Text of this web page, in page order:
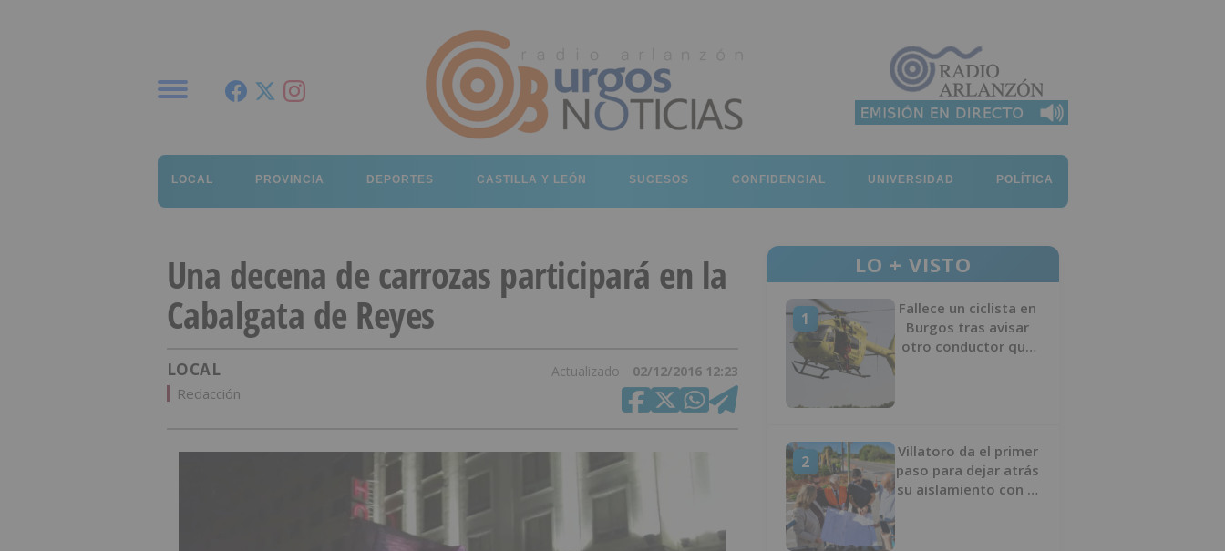
LOCAL PROVINCIA DEPORTES CASTILLA Y LEÓN SUCESOS CONFIDENCIAL UNIVERSIDAD POLÍTICA
Una decena de carrozas participará en la
Cabalgata de Reyes
LOCAL Actualizado 02/12/2016 12:23
Redacción
LO + VISTO
1
Fallece un ciclista en
Burgos tras avisar
otro conductor que
2
Villatoro da el primer
paso para dejar atrás
su aislamiento con el